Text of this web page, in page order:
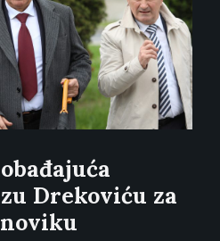
Drekoviću za